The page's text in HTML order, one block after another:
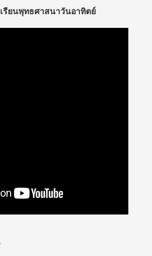
รียนพุทธศาสนาวันอาทิตย์